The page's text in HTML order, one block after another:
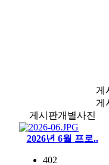
게
게
게시판개별사진
2026년 6월 프로..
402